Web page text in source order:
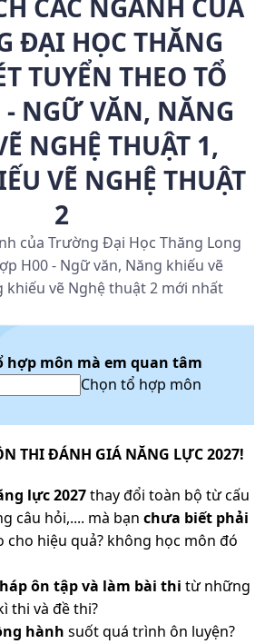
CÁC NGÀNH CỦA
ĐẠI HỌC THĂNG
TUYỂN THEO TỔ
- NGỮ VĂN, NĂNG
NGHỆ THUẬT 1,
VẼ NGHỆ THUẬT
2
của Trường Đại Học Thăng Long
H00 - Ngữ văn, Năng khiếu vẽ
khiếu vẽ Nghệ thuật 2 mới nhất
hợp môn mà em quan tâm
Chọn tổ hợp môn
THI ĐÁNH GIÁ NĂNG LỰC 2027!
lực 2027thay đổi toàn bộ từ cấu
câu hỏi,.... mà bạn chưa biết phải
cho hiệu quả? không học môn đó
ôn tập và làm bài thi từ những
thi và đề thi?
hành suốt quá trình ôn luyện?